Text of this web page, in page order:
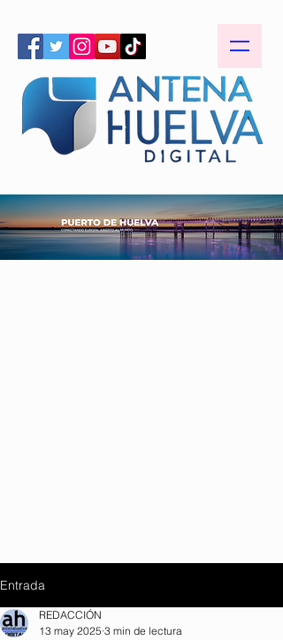
Entrada
REDACCIÓN
13 may 2025 3 min de lectura